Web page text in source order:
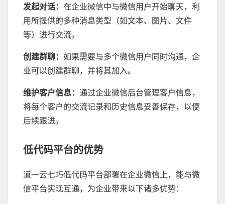
发起对话： 在企业微信中与微信用户开始聊天，利
用所提供的多种消息类型（如文本、图片、文件
等）进行交流。
创建群聊： 如果需要与多个微信用户同时沟通，企
业可以创建群聊，并将其加入。
维护客户信息： 通过企业微信后台管理客户信息，
将每个客户的交流记录和历史信息妥善保存，以便
后续跟进。
低代码平台的优势
道一云七巧低代码平台部署在企业微信上，能与微
信平台实现互通，为企业带来以下诸多优势：